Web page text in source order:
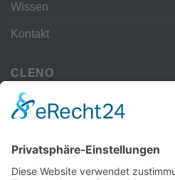
Wissen
Kontakt
CLENO
Alle Vorteile
kostenloser Versand
Deine Zahlmöglichkeiten